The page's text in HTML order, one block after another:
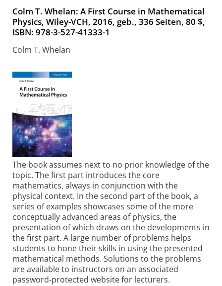
Colm T. Whelan: A First Course in Mathematical
Physics, Wiley-VCH, 2016, geb., 336 Seiten, 80 $,
ISBN: 978-3-527-41333-1
Colm T. Whelan
The book assumes next to no prior knowledge of the
topic. The first part introduces the core
mathematics, always in conjunction with the
physical context. In the second part of the book, a
series of examples showcases some of the more
conceptually advanced areas of physics, the
presentation of which draws on the developments in
the first part. A large number of problems helps
students to hone their skills in using the presented
mathematical methods. Solutions to the problems
are available to instructors on an associated
password-protected website for lecturers.